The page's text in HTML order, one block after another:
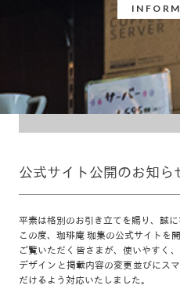
公式サイト公開のお知ら
平素は格別のお引き立てを賜り、誠に
この度、珈琲庵 珈集の公式サイトを
ご覧いただく皆さまが、使いやすく
デザインと掲載内容の変更並びにス
だけるよう対応いたしました。